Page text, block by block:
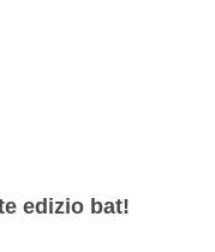
edizio bat!